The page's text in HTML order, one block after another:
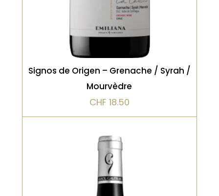
VOIR LE PRODUIT
Signos de Origen – Grenache / Syrah /
Mourvèdre
CHF 18.50